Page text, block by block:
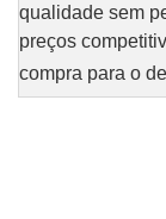
qualidade sem
preços
compra para o